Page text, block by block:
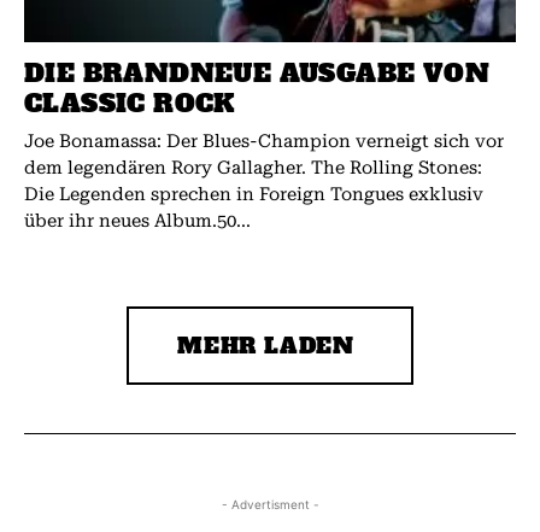
DIE BRANDNEUE AUSGABE VON
CLASSIC ROCK
Joe Bonamassa: Der Blues-Champion verneigt sich vor
dem legendären Rory Gallagher. The Rolling Stones:
Die Legenden sprechen in Foreign Tongues exklusiv
über ihr neues Album.50...
MEHR LADEN
- Advertisment -